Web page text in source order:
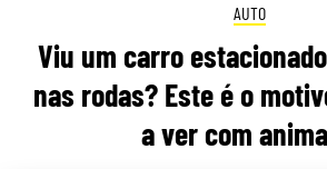
AUTO
Viu um carro
nas rodas? Este é o
a ver com